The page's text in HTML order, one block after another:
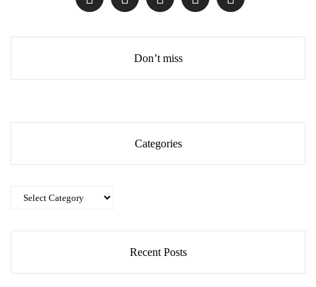
Don’t miss
Categories
Categories
Recent Posts